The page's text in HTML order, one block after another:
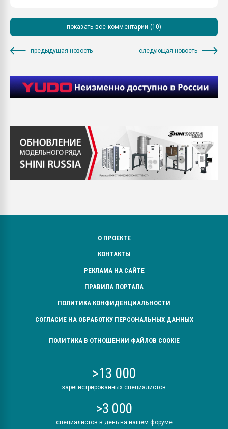
показать все комментарии (10)
предыдущая новость следующая новость
О ПРОЕКТЕ
КОНТАКТЫ
РЕКЛАМА НА САЙТЕ
ПРАВИЛА ПОРТАЛА
ПОЛИТИКА КОНФИДЕНЦИАЛЬНОСТИ
СОГЛАСИЕ НА ОБРАБОТКУ ПЕРСОНАЛЬНЫХ ДАННЫХ
ПОЛИТИКА В ОТНОШЕНИИ ФАЙЛОВ COOKIE
>13 000
зарегистрированных специалистов
>3 000
специалистов в день на нашем форуме